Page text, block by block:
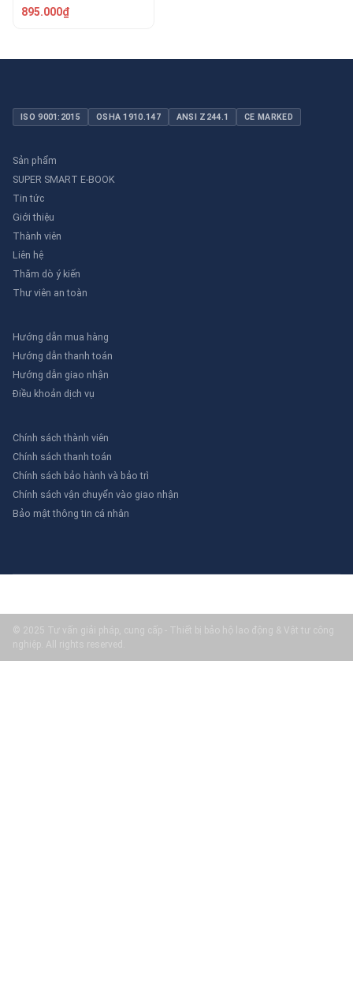
RWB-080L
895.000₫
ISO 9001:2015 OSHA 1910.147 ANSI Z244.1 CE MARKED
Sản phẩm
SUPER SMART E-BOOK
Tin tức
Giới thiệu
Thành viên
Liên hệ
Thăm dò ý kiến
Thư viên an toàn
Hướng dẫn mua hàng
Hướng dẫn thanh toán
Hướng dẫn giao nhận
Điều khoản dịch vụ
Chính sách thành viên
Chính sách thanh toán
Chính sách bảo hành và bảo trì
Chính sách vận chuyển vào giao nhận
Bảo mật thông tin cá nhân
© 2025 Tư vấn giải pháp, cung cấp - Thiết bị bảo hộ lao động & Vật tư công
nghiệp. All rights reserved.